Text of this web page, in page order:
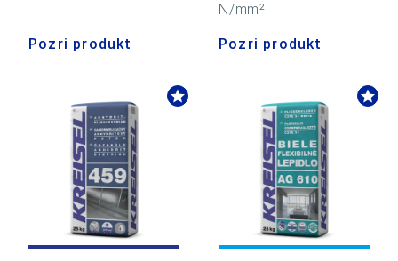
Pozri produkt
N/mm²
Pozri produkt